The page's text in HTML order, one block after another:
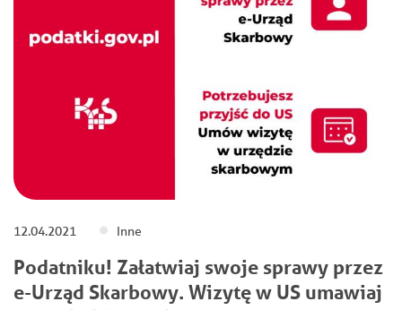
12.04.2021 Inne
Podatniku! Załatwiaj swoje sprawy przez
e-Urząd Skarbowy. Wizytę w US umawiaj